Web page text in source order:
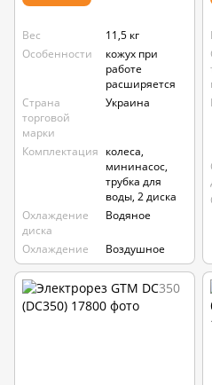
Вес
11,5 кг
Особенности
кожух при
работе
расширяется
Страна
торговой
марки
Украина
Комплектация колеса,
мининасос,
трубка для
воды, 2 диска
Охлаждение
диска
Водяное
Охлаждение Воздушное